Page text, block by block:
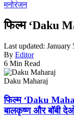
मनोरंजन
फिल्म ‘Daku
Last updated: January
By Editor
6 Min Read
Daku Maharaj
फिल्म ‘Daku
बालकृष्ण और बॉबी